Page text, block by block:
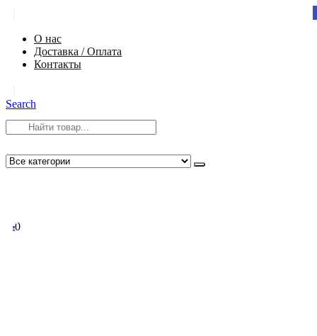
О нас
Доставка / Оплата
Контакты
Search
00